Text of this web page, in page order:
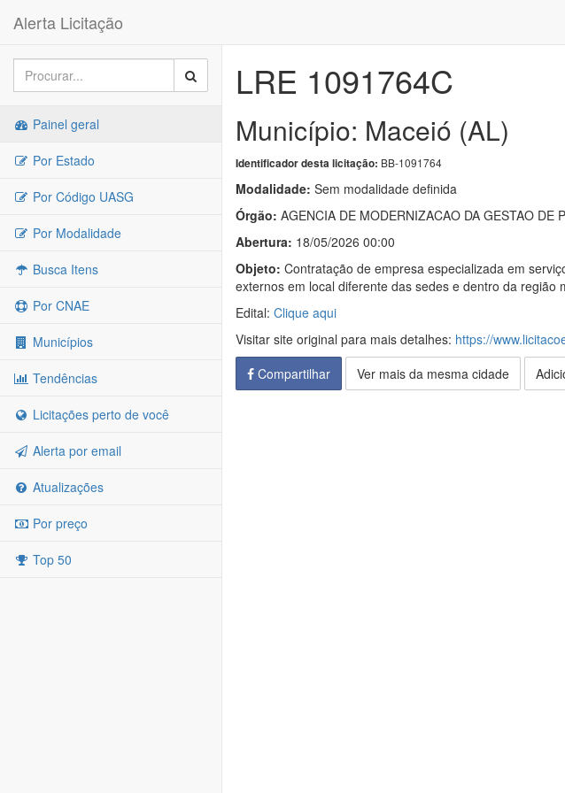
Alerta Licitação
Painel geral
Por Estado
Por Código UASG
Por Modalidade
Busca Itens
Por CNAE
Municípios
Tendências
Licitações perto de você
Alerta por email
Atualizações
Por preço
Top 50
LRE 1091764C
Município: Maceió (AL)
Identificador desta licitação: BB-1091764
Modalidade: Sem modalidade definida
Órgão: AGENCIA DE MODERNIZACAO DA GESTAO DE
Abertura: 18/05/2026 00:00
Objeto: Contratação de empresa especializada em
externos em local diferente das sedes e dentro da região
Edital: Clique aqui
Visitar site original para mais detalhes: https://
Compartilhar
Ver mais da mesma cidade